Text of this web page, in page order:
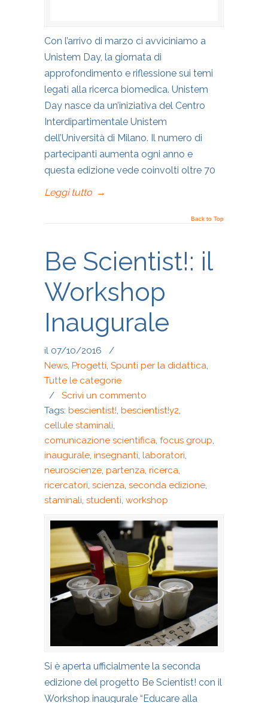
Con l’arrivo di marzo ci avviciniamo a
Unistem Day, la giornata di
approfondimento e riflessione sui temi
legati alla ricerca biomedica. Unistem
Day nasce da un’iniziativa del Centro
Interdipartimentale Unistem
dell’Università di Milano. Il numero di
partecipanti aumenta ogni anno e
questa edizione vede coinvolti oltre 70
Leggi tutto →
Back to Top
Be Scientist!: il
Workshop
Inaugurale
il 07/10/2016
/
News, Progetti, Spunti per la didattica,
Tutte le categorie
/ Scrivi un commento
Tags: bescientist!, bescientist!y2,
cellule staminali,
comunicazione scientifica, focus group,
inaugurale, insegnanti, laboratori,
neuroscienze, partenza, ricerca,
ricercatori, scienza, seconda edizione,
staminali, studenti, workshop
Si è aperta ufficialmente la seconda
edizione del progetto Be Scientist! con il
Workshop inaugurale “Educare alla